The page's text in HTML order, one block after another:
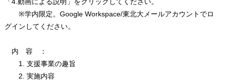
「4.動画による説明」をクリックしてください。
※学内限定。Google Workspace/東北大メールアカウントでロ
グインしてください。
内 容 ：
1. 支援事業の趣旨
2. 実施内容